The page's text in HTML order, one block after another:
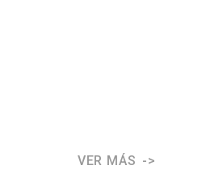
VER MÁS